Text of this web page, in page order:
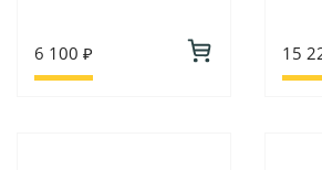
6 100 ₽ 15